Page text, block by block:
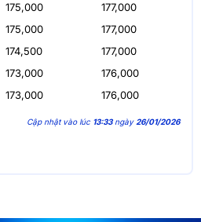
175,000
177,000
175,000
177,000
174,500
177,000
173,000
176,000
173,000 176,000
Cập nhật vào lúc 13:33ngày 26/01/2026